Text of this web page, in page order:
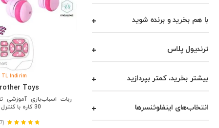
اسباب‌بازی‌های هاک ایش
بال‌های شگفت‌انگیز
اچ جی
هیدر
با هم بخرید و برنده شوید
ترندیول پلاس
بیشتر بخرید، کمتر بپردازید
انتخاب‌های اینفلوئنسرها
TL İndirim
Toys
ربات اسباب‌بازی آموزشی
30 کاره با کنترل از راه دور، گربه
(507)